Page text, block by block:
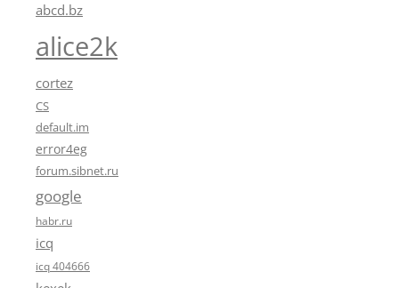
abcd.bz
alice2k
cortez
CS
default.im
error4eg
forum.sibnet.ru
google
habr.ru
icq
icq 404666